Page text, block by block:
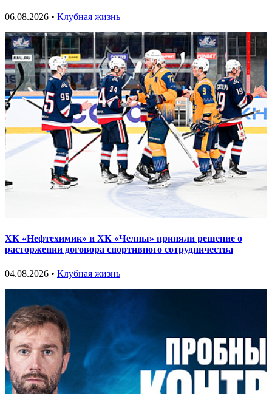
06.08.2026 • Клубная жизнь
ХК «Нефтехимик» и ХК «Челны» приняли решение о
расторжении договора спортивного сотрудничества
04.08.2026 • Клубная жизнь